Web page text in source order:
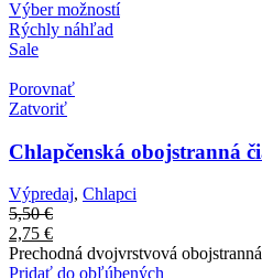
Výber možností
Rýchly náhľad
Sale
Porovnať
Zatvoriť
Chlapčenská obojstranná
Výpredaj, Chlapci
5,50€
2,75 €
Prechodná dvojvrstvová
Pridať do obľúbených